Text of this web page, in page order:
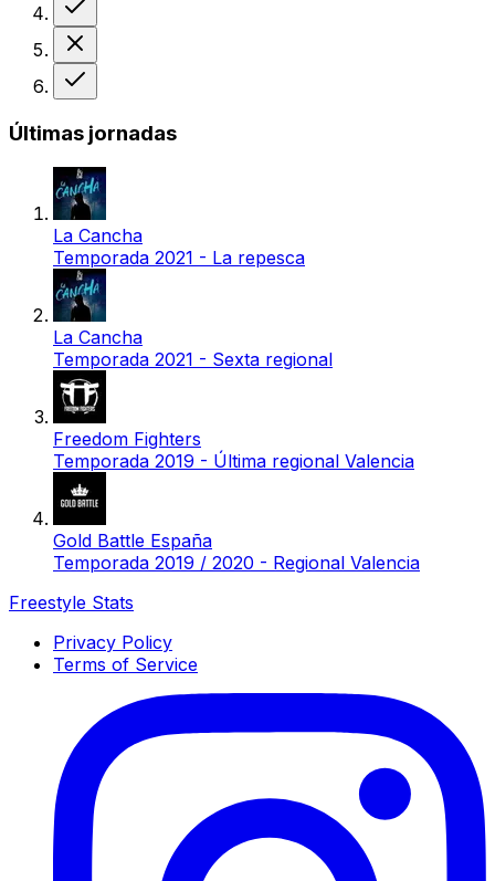
Últimas jornadas
La Cancha
Temporada 2021 - La repesca
La Cancha
Temporada 2021 - Sexta regional
Freedom Fighters
Temporada 2019 - Última regional Valencia
Gold Battle España
Temporada 2019 / 2020 - Regional Valencia
Freestyle Stats
Privacy Policy
Terms of Service